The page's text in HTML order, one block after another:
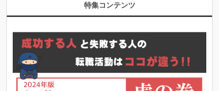
特集コンテンツ